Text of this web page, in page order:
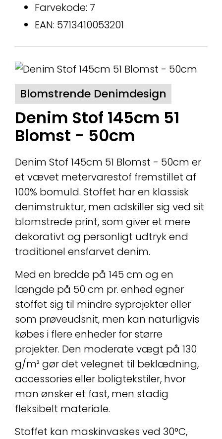
Farvekode: 7
EAN: 5713410053201
Blomstrende Denimdesign
Denim Stof 145cm 51
Blomst - 50cm
Denim Stof 145cm 51 Blomst - 50cm er
et vævet metervarestof fremstillet af
100% bomuld. Stoffet har en klassisk
denimstruktur, men adskiller sig ved sit
blomstrede print, som giver et mere
dekorativt og personligt udtryk end
traditionel ensfarvet denim.
Med en bredde på 145 cm og en
længde på 50 cm pr. enhed egner
stoffet sig til mindre syprojekter eller
som prøveudsnit, men kan naturligvis
købes i flere enheder for større
projekter. Den moderate vægt på 130
g/m² gør det velegnet til beklædning,
accessories eller boligtekstiler, hvor
man ønsker et fast, men stadig
fleksibelt materiale.
Stoffet kan maskinvaskes ved 30°C,